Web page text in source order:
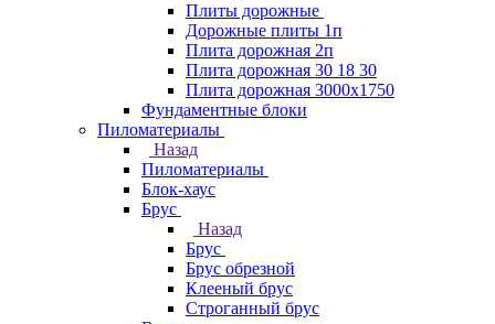
Плиты дорожные
Дорожные плиты 1п
Плита дорожная 2п
Плита дорожная 30 18 30
Плита дорожная 3000х1750
Фундаментные блоки
Пиломатериалы
Назад
Пиломатериалы
Блок-хаус
Брус
Назад
Брус
Брус обрезной
Клееный брус
Строганный брус